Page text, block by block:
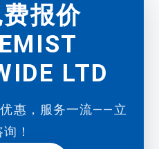
报价
LTD
惠，服务一流——立
！